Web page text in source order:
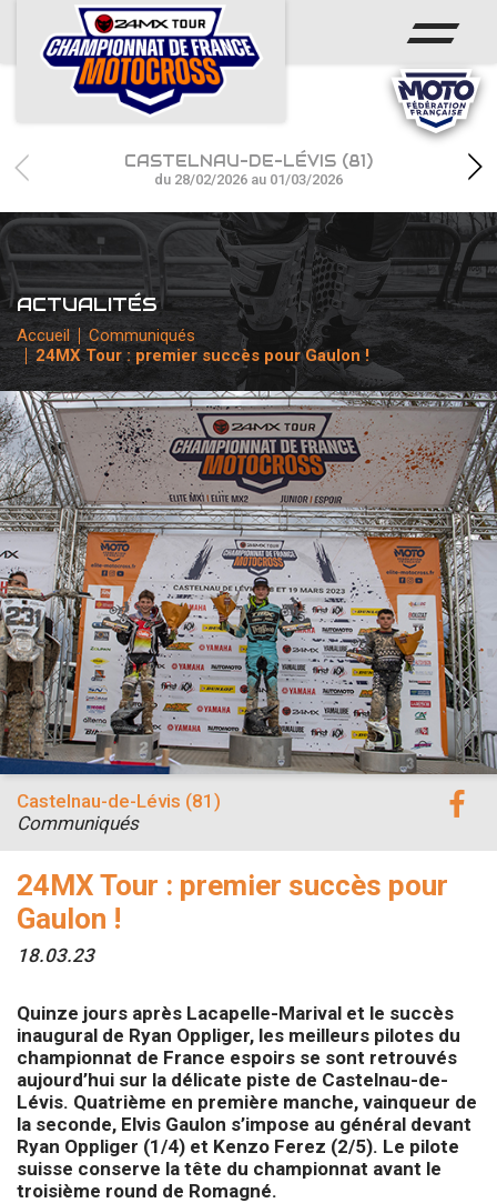
ACCUEIL
ACTUS
CALENDRIER
RÉSULTATS
PHOTOS / WEB TV
CHAMPIONNAT
PARTENAIRES
accéder à la billetterie
CASTELNAU-DE-LÉVIS (81)
du 28/02/2026 au 01/03/2026
ACTUALITÉS
Accueil
Communiqués
24MX Tour : premier succès pour Gaulon !
24MX Tour : premier succès pour
Gaulon !
18.03.23
Castelnau-de-Lévis (81)
Communiqués
Quinze jours après Lacapelle-Marival et le succès
inaugural de Ryan Oppliger, les meilleurs pilotes du
championnat de France espoirs se sont retrouvés
aujourd’hui sur la délicate piste de Castelnau-de-
Lévis. Quatrième en première manche, vainqueur de
la seconde, Elvis Gaulon s’impose au général devant
Ryan Oppliger (1/4) et Kenzo Ferez (2/5). Le pilote
suisse conserve la tête du championnat avant le
troisième round de Romagné.